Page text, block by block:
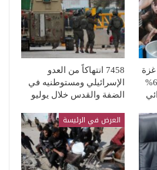
غزة
يقتربون من المجاعة و67%
7458 انتهاكاً من العدو
الإسرائيلي ومستوطنيه في
الضفة والقدس خلال يوليو
العرض في الرئيسة